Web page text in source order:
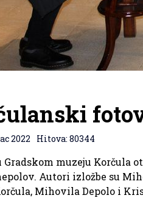
2022 Hitova: 80344
Gradskom muzeju
Autori izložbe su
Mihovila Depolo i